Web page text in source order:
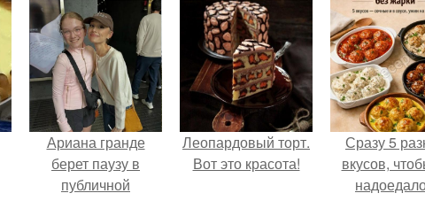
Ариана гранде
берет паузу в
публичной
Леопардовый торт.
Вот это красота!
Сразу 5
вкусов,